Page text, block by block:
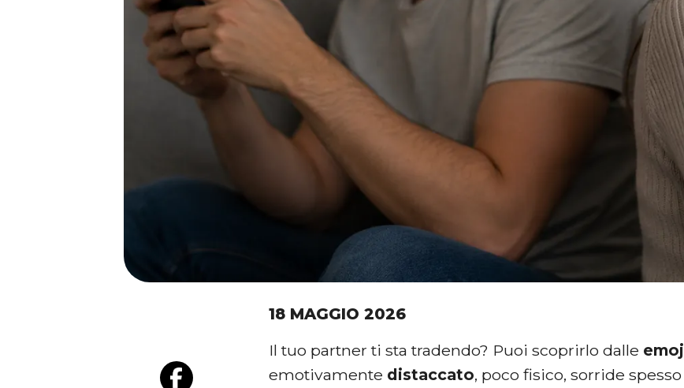
18 MAGGIO 2026
Il tuo partner ti sta tradendo? Puoi scoprirlo dalle
emotivamente distaccato, poco fisico, sorride